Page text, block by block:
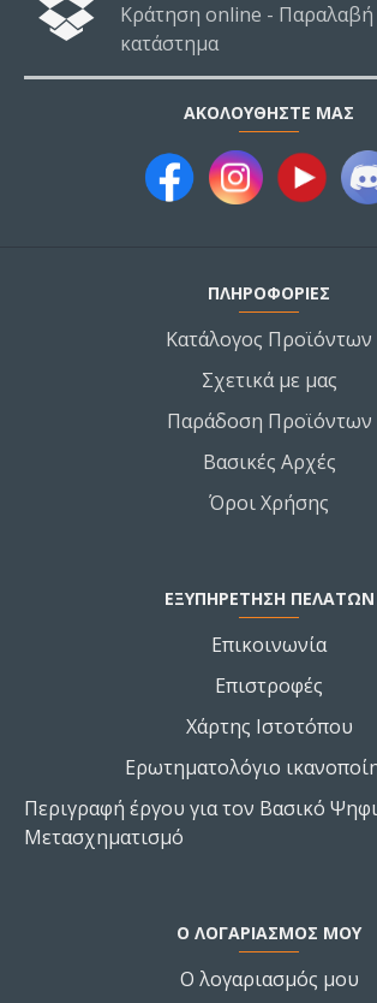
Κράτηση online - Παραλαβή
κατάστημα
ΑΚΟΛΟΥΘΉΣΤΕ ΜΑΣ
ΠΛΗΡΟΦΟΡΙΕΣ
Κατάλογος Προϊόντων
Σχετικά με μας
Παράδοση Προϊόντων
Βασικές Αρχές
Όροι Χρήσης
ΕΞΥΠΗΡΕΤΗΣΗ ΠΕΛΑΤΩΝ
Επικοινωνία
Επιστροφές
Χάρτης Ιστοτόπου
Ερωτηματολόγιο
Περιγραφή έργου για τον Βασικό
Μετασχηματισμό
Ο ΛΟΓΑΡΙΑΣΜΌΣ ΜΟΥ
Ο λογαριασμός μου